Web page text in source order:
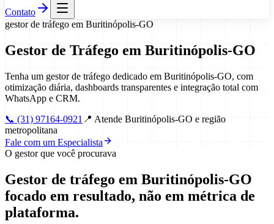
Contato
gestor de tráfego em Buritinópolis-GO
Gestor de Tráfego em Buritinópolis-GO
Tenha um gestor de tráfego dedicado em Buritinópolis-GO, com
otimização diária, dashboards transparentes e integração total com
WhatsApp e CRM.
📞 (31) 97164-0921 📍 Atende Buritinópolis-GO e região
metropolitana
Fale com um Especialista
O gestor que você procurava
Gestor de tráfego em Buritinópolis-GO
focado em resultado, não em métrica de
plataforma.